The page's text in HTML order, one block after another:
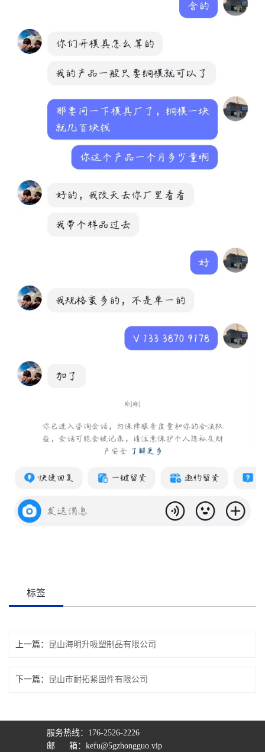
标签
上一篇： 昆山海明升吸塑制品有限公司
下一篇： 昆山市耐拓紧固件有限公司
服务热线：176-2526-2226
邮 箱：kefu@5gzhongguo.vip